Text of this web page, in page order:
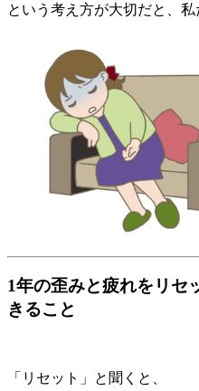
という考え方が大切だと、私
1年の歪みと疲れをリセ
きること
「リセット」と聞くと、